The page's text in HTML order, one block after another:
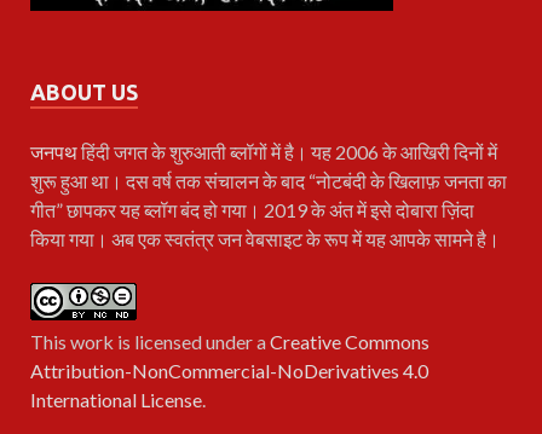
ABOUT US
जनपथहिंदी जगत के शुरुआती ब्लॉगों में है। यह 2006 के आखिरी दिनों में
शुरू हुआ था। दस वर्ष तक संचालन के बाद “नोटबंदी के खिलाफ़ जनता का
गीत” छापकर यह ब्लॉग बंद हो गया। 2019 के अंत में इसे दोबारा ज़िंदा
किया गया। अब एक स्वतंत्र जन वेबसाइट के रूप में यह आपके सामने है।
This work is licensed under aCreative Commons
Attribution-NonCommercial-NoDerivatives 4.0
International License.